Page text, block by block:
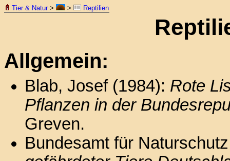
Tier & Natur> > Reptilien
Allgemein:
Blab, Josef (1984): Rote
Pflanzen in der
Greven.
Bundesamt für